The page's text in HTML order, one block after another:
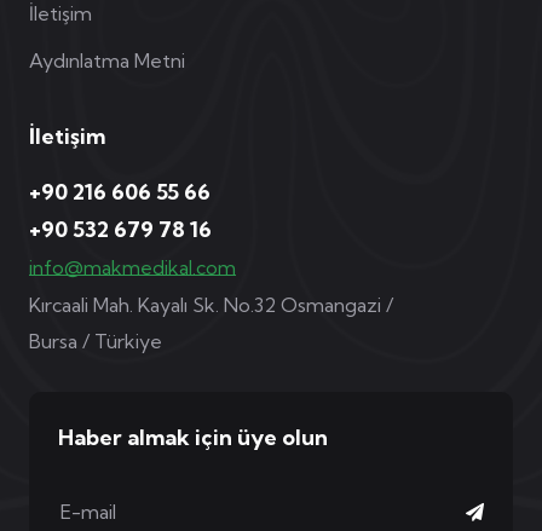
İletişim
Aydınlatma Metni
İletişim
+90 216 606 55 66
+90 532 679 78 16
info@makmedikal.com
Kırcaali Mah. Kayalı Sk. No.32 Osmangazi /
Bursa / Türkiye
Haber almak için üye olun